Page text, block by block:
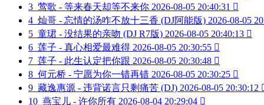
3 莺歌 - 等来春天却等不来你 2026-08-05 20:40:31 
4 灿哥 - 忘情的汤咋不放十三香 (DJ阿能版) 2026-08-05
5 童珺 - 没结果的亲吻 (DJ R7版) 2026-08-05 20:40:13 
6 莲子 - 真心相爱最难得 2026-08-05 20:30:55 
7 莲子 - 此生认定把你跟 2026-08-05 20:30:48 
8 何元桥 - 宁愿为你一错再错 2026-08-05 20:30:25 
9 藏逸惠源 - 违背诺言只剩痛苦 (DJ) 2026-08-05 20:30:12
10 燕宝儿 - 许你所有 2026-08-04 20:29:04 